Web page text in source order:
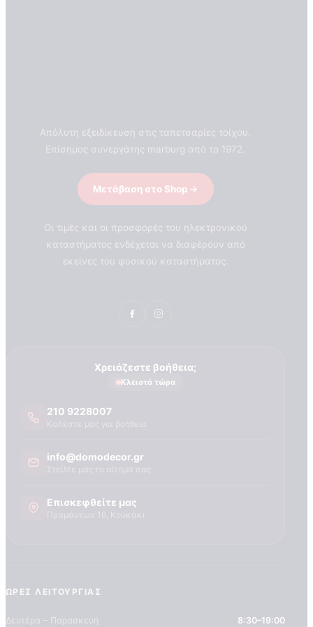
Απόλυτη εξειδίκευση στις ταπετσαρίες τοίχου.
Επίσημος συνεργάτης marburg από το 1972.
Μετάβαση στο Shop
Οι τιμές και οι προσφορές του ηλεκτρονικού
καταστήματος ενδέχεται να διαφέρουν από
εκείνες του φυσικού καταστήματος.
Χρειάζεστε βοήθεια;
Κλειστά τώρα
210 9228007
info@domodecor.gr
Επισκεφθείτε μας
ΏΡΕΣ ΛΕΙΤΟΥΡΓΊΑΣ
Δευτέρα – Παρασκευή 8:30–19:00